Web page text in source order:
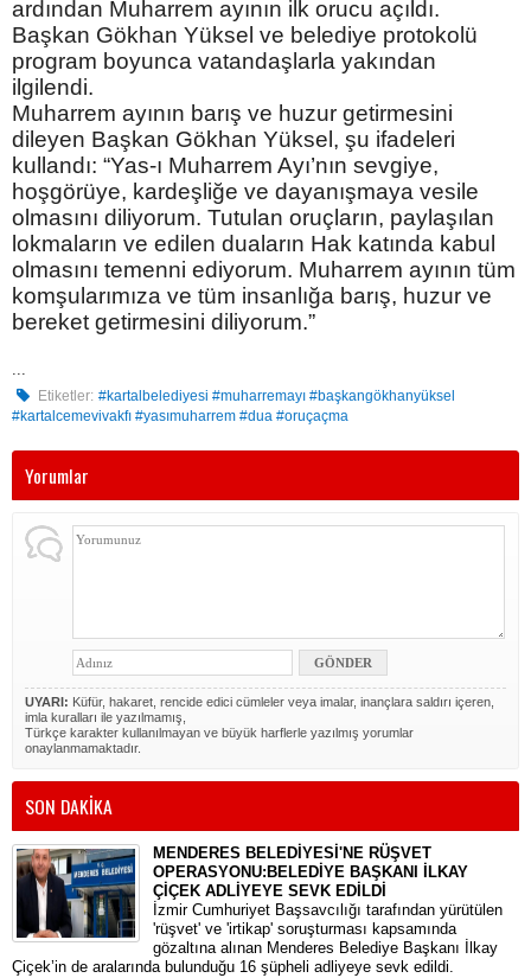
ardından Muharrem ayının ilk orucu açıldı.
Başkan Gökhan Yüksel ve belediye protokolü
program boyunca vatandaşlarla yakından
ilgilendi.
Muharrem ayının barış ve huzur getirmesini
dileyen Başkan Gökhan Yüksel, şu ifadeleri
kullandı: “Yas-ı Muharrem Ayı’nın sevgiye,
hoşgörüye, kardeşliğe ve dayanışmaya vesile
olmasını diliyorum. Tutulan oruçların, paylaşılan
lokmaların ve edilen duaların Hak katında kabul
olmasını temenni ediyorum. Muharrem ayının tüm
komşularımıza ve tüm insanlığa barış, huzur ve
bereket getirmesini diliyorum.”
...
Etiketler: #kartalbelediyesi #muharremayı #başkangökhanyüksel
#kartalcemevivakfı #yasımuharrem #dua #oruçaçma
Yorumlar
UYARI: Küfür, hakaret, rencide edici cümleler veya imalar, inançlara saldırı içeren,
imla kuralları ile yazılmamış,
Türkçe karakter kullanılmayan ve büyük harflerle yazılmış yorumlar
onaylanmamaktadır.
SON DAKİKA
MENDERES BELEDİYESİ'NE RÜŞVET
OPERASYONU:BELEDİYE BAŞKANI İLKAY
ÇİÇEK ADLİYEYE SEVK EDİLDİ
​İzmir Cumhuriyet Başsavcılığı tarafından yürütülen
'rüşvet' ve 'irtikap' soruşturması kapsamında
gözaltına alınan Menderes Belediye Başkanı İlkay
Çiçek’in de aralarında bulunduğu 16 şüpheli adliyeye sevk edildi.